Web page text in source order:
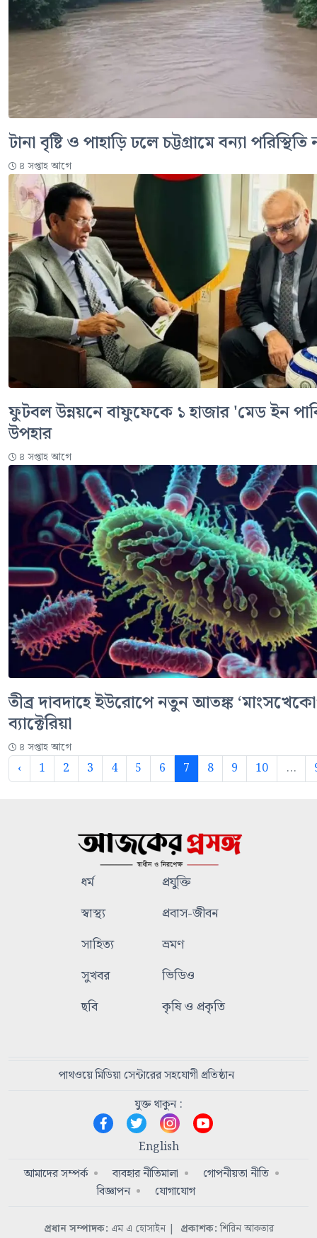
টানা বৃষ্টি ও পাহাড়ি ঢলে চট্টগ্রামে বন্যা
৪ সপ্তাহ আগে
ফুটবল উন্নয়নে বাফুফেকে ১ হাজার 'মেড ইন
উপহার
৪ সপ্তাহ আগে
তীব্র দাবদাহে ইউরোপে নতুন আতঙ্ক
ব্যাক্টেরিয়া
৪ সপ্তাহ আগে
‹ 1 2 3 4 5 6 7 8 9 10 ...
ধর্ম
প্রযুক্তি
স্বাস্থ্য
প্রবাস-জীবন
সাহিত্য
ভ্রমণ
সুখবর
ভিডিও
ছবি
কৃষি ও প্রকৃতি
পাথওয়ে মিডিয়া সেন্টারের সহযোগী প্রতিষ্ঠান
যুক্ত থাকুন :
English
আমাদের সম্পর্ক
ব্যবহার নীতিমালা
গোপনীয়তা নীতি
বিজ্ঞাপন
যোগাযোগ
প্রধান সম্পাদক: এম এ হোসাইন | প্রকাশক:শিরিন আকতার